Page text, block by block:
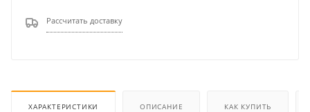
Рассчитать доставку
ХАРАКТЕРИСТИКИ ОПИСАНИЕ КАК КУПИТЬ